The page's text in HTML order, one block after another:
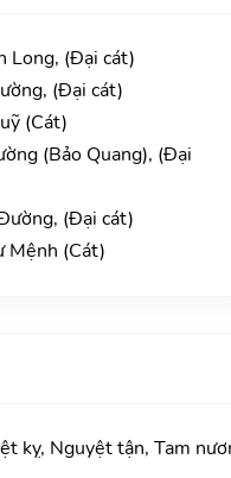
Long, (Đại cát)
(Đại cát)
(Cát)
(Bảo Quang), (Đại
(Đại cát)
Mệnh (Cát)
kỵ, Nguyệt tận, Tam